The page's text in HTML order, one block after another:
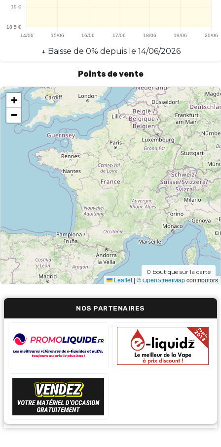
↓ Baisse de 0% depuis le 14/06/2026
Points de vente
+
−
Leaflet | ©OpenStreetMapcontributors
0 boutique sur la carte
NOS PARTENAIRES